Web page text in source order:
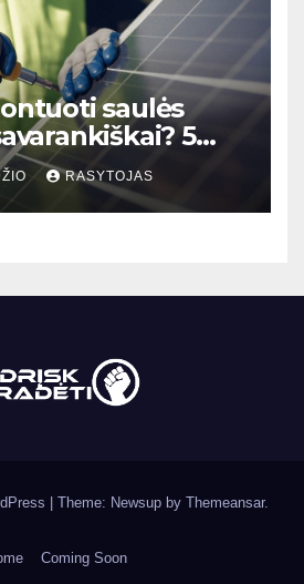
saulės
5
būtina žinoti!
RASYTOJAS
Theme: Newsup by Themeansar.
Coming Soon